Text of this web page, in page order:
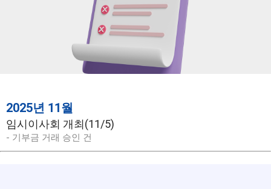
2025년 11월
임시이사회 개최(11/5)
- 기부금 거래 승인 건